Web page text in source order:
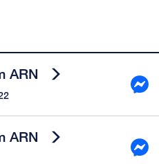
ARN
ARN